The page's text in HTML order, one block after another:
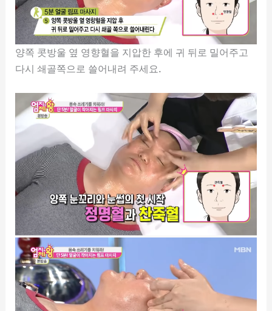
양쪽 콧방울 옆 영향혈을 지압한 후에 귀 뒤로 밀어주고
다시 쇄골쪽으로 쓸어내려 주세요.